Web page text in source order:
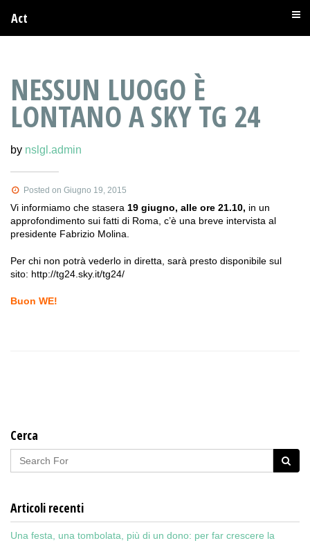
Act
NESSUN LUOGO È
LONTANO A SKY TG 24
by nslgl.admin
Posted on Giugno 19, 2015
Vi informiamo che stasera 19 giugno, alle ore 21.10, in un
approfondimento sui fatti di Roma, c’è una breve intervista al
presidente Fabrizio Molina.
Per chi non potrà vederlo in diretta, sarà presto disponibile sul
sito: http://tg24.sky.it/tg24/
Buon WE!
Cerca
Articoli recenti
Una festa, una tombolata, più di un dono: per far crescere la